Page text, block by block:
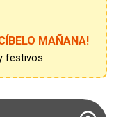
MAÑANA!
festivos.